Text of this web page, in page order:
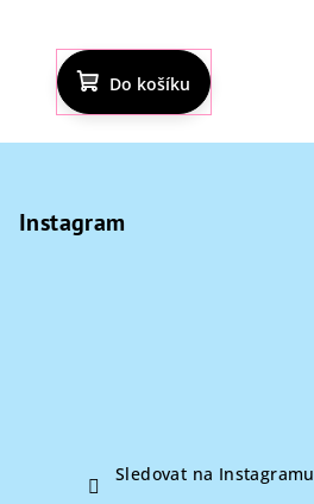
Do košíku
Instagram
Sledovat na Instagramu